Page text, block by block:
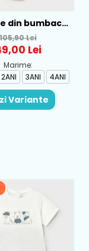
din bumbac
fete Mayoral,
- 1930-069
105,90 Lei
Lei
Marime:
2ANI 3ANI 4ANI
Variante